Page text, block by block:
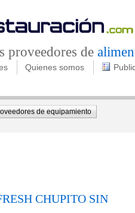
proveedores de
Quienes somos
de equipamiento
CHUPITO SIN